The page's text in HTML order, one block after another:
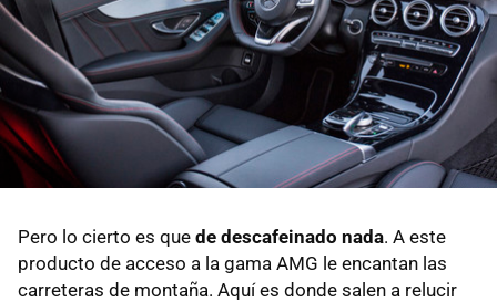
Pero lo cierto es que de descafeinado nada. A este
producto de acceso a la gama AMG le encantan las
carreteras de montaña. Aquí es donde salen a relucir